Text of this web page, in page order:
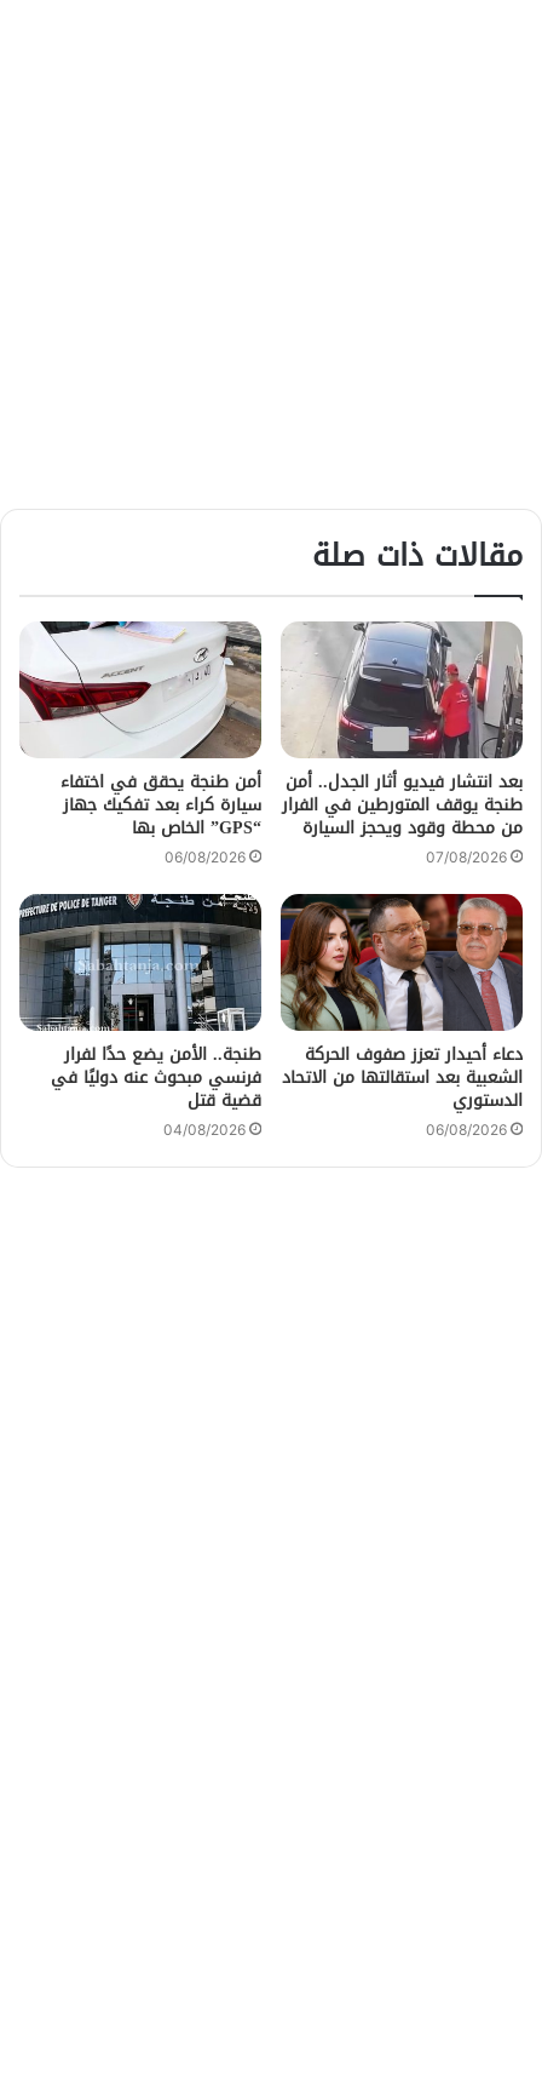
مقالات ذات صلة
بعد انتشار فيديو أثار الجدل.. أمن
طنجة يوقف المتورطين في الفرار
من محطة وقود ويحجز السيارة
07/08/2026
أمن طنجة يحقق في اختفاء
سيارة كراء بعد تفكيك جهاز
“GPS” الخاص بها
06/08/2026
دعاء أحيدار تعزز صفوف الحركة
الشعبية بعد استقالتها من الاتحاد
الدستوري
06/08/2026
طنجة.. الأمن يضع حدًا لفرار
فرنسي مبحوث عنه دوليًا في
قضية قتل
04/08/2026